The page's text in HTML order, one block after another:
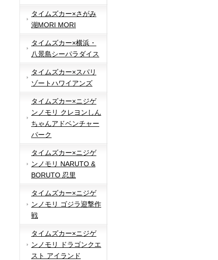
タイムズカー×さがみ
湖MORI MORI
タイムズカー×横浜・
八景島シーパラダイス
タイムズカー×スパリ
ゾートハワイアンズ
タイムズカー×ニジゲ
ンノモリ クレヨンしん
ちゃんアドベンチャー
パーク
タイムズカー×ニジゲ
ンノモリ NARUTO &
BORUTO 忍里
タイムズカー×ニジゲ
ンノモリ ゴジラ迎撃作
戦
タイムズカー×ニジゲ
ンノモリ ドラゴンクエ
スト アイランド